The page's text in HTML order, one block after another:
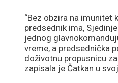
“Bez obzira na imunitet
predsednik ima,
jednog
vreme, a predsednička
doživotnu propusnicu
zapisala je Čatkan u